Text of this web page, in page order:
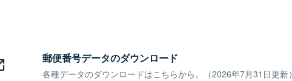
郵便番号データのダウンロード
各種データのダウンロードはこちらから。（2026年7月31日更新）